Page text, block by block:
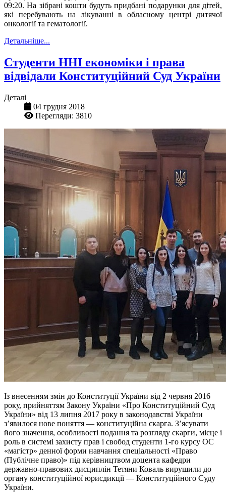
09:20. На зібрані кошти будуть придбані подарунки для дітей,
які перебувають на лікуванні в обласному центрі дитячої
онкології та гематології.
Детальніше...
Студенти ННІ економіки і права
відвідали Конституційний Суд України
Деталі
04 грудня 2018
Перегляди: 3810
Із внесенням змін до Конституції України від 2 червня 2016
року, прийняттям Закону України «Про Конституційний Суд
України» від 13 липня 2017 року в законодавстві України
з’явилося нове поняття — конституційна скарга. З’ясувати
його значення, особливості подання та розгляду скарги, місце і
роль в системі захисту прав і свобод студенти 1-го курсу ОС
«магістр» денної форми навчання спеціальності «Право
(Публічне право)» під керівництвом доцента кафедри
державно-правових дисциплін Тетяни Коваль вирушили до
органу конституційної юрисдикції — Конституційного Суду
України.